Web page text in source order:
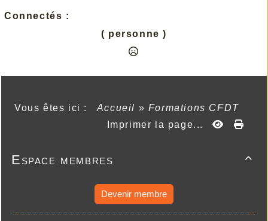
Connectés :
( personne )
Vous êtes ici : Accueil » Formations CFDT
Imprimer la page...

Espace membres
Devenir membre